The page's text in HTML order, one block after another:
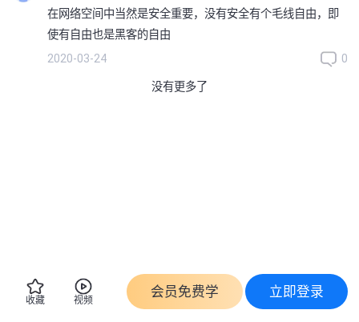
在网络空间中当然是安全重要，没有安全有个毛线自由，即
使有自由也是黑客的自由
2020-03-24
0
没有更多了
收藏 视频
会员免费学 立即登录